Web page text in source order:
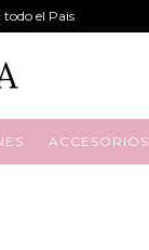
todo el Pais
ACCESORIOS